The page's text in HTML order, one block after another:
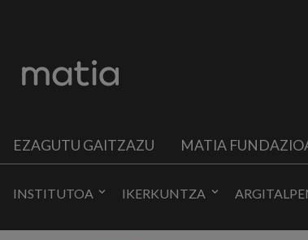
EZAGUTU GAITZAZU MATIA
INSTITUTOA IKERKUNTZA